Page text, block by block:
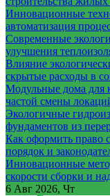
Инновационные
автоматизация
Современные
улучшения
Влияние
скрытые расходы в
Модульные дома для
частой смены
Экологичные
фундаментов из
Как оформить право
порядок и
Инновационные
скорости сборки и
6 Авг 2026, Чт